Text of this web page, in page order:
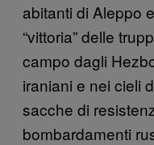
abitanti di Aleppo
“vittoria” delle
campo dagli
iraniani e nei cieli
sacche di
bombardamenti